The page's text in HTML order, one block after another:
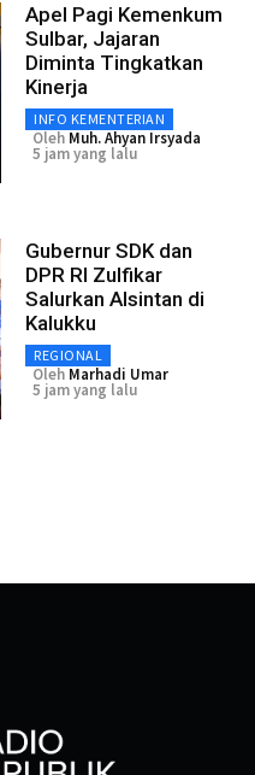
Apel Pagi Kemenkum
Sulbar, Jajaran
Diminta Tingkatkan
Kinerja
INFO KEMENTERIAN
Oleh Muh. Ahyan Irsyada
5 jam yang lalu
Gubernur SDK dan
DPR RI Zulfikar
Salurkan Alsintan di
Kalukku
REGIONAL
Oleh Marhadi Umar
5 jam yang lalu